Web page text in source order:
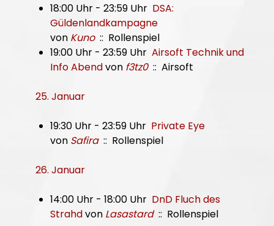
18:00 Uhr - 23:59 Uhr DSA:
Güldenlandkampagne
von Kuno:: Rollenspiel
19:00 Uhr - 23:59 Uhr Airsoft Technik und
Info Abendvon f3tz0:: Airsoft
25. Januar
19:30 Uhr - 23:59 Uhr Private Eye
von Safira:: Rollenspiel
26. Januar
14:00 Uhr - 18:00 Uhr DnD Fluch des
Strahdvon Lasastard:: Rollenspiel